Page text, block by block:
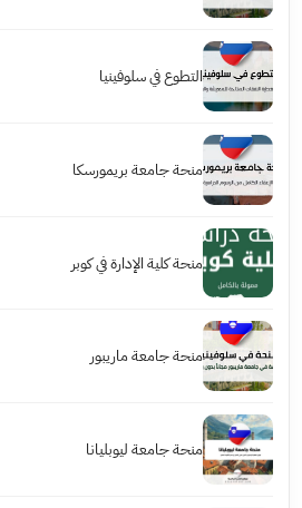
التطوع في سلوفينيا
منحة جامعة بريمورسكا
منحة كلية الإدارة في كوبر
منحة جامعة ماريبور
منحة جامعة ليوبليانا